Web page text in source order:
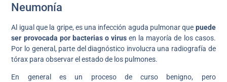
Neumonía
Al igual que la gripe, es una infección aguda pulmonar que puede
ser provocada por bacterias o virusen la mayoría de los casos.
Por lo general, parte del diagnóstico involucra una radiografía de
tórax para observar el estado de los pulmones.
En general es un proceso de curso benigno, pero